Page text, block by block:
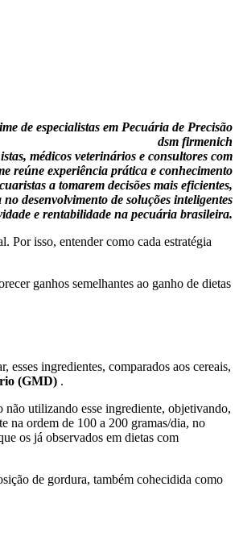
de especialistas em Pecuária de Precisão
dsm firmenich
médicos veterinários e consultores com
reúne experiência prática e conhecimento
a tomarem decisões mais eficientes,
no desenvolvimento de soluções inteligentes
e rentabilidade na pecuária brasileira.
Por isso, entender como cada estratégia
ganhos semelhantes ao ganho de dietas
ingredientes, comparados aos cereais,
(GMD) .
não utilizando esse ingrediente, objetivando,
na ordem de 100 a 200 gramas/dia, no
os já observados em dietas com
de gordura, também cohecidida como